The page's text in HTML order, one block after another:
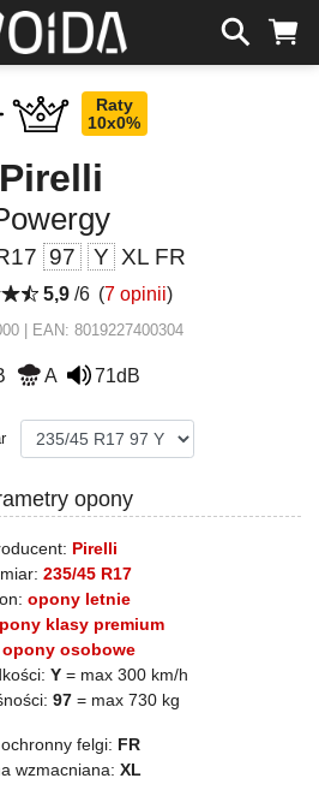
Raty
10x0%
Pirelli
97 Y XL FR
5,9 /6 (7 opinii)
| EAN: 8019227400304
A 71dB
opony
Pirelli
235/45 R17
opony letnie
klasy premium
opony osobowe
Y = max 300 km/h
97 = max 730 kg
felgi: FR
wzmacniana: XL